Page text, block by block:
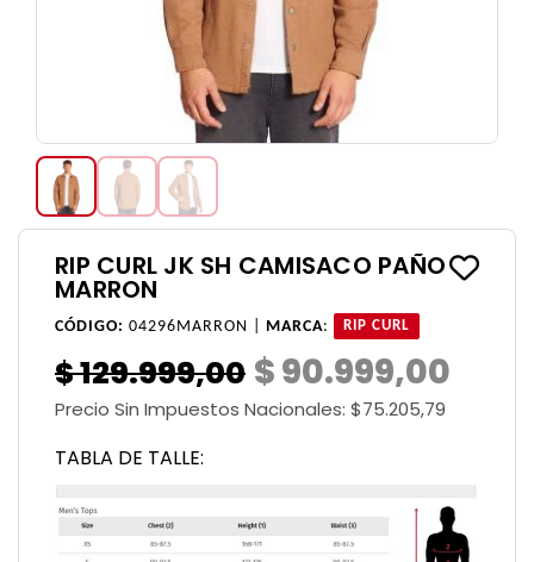
RIP CURL JK SH CAMISACO PAÑO
MARRON
CÓDIGO: 04296MARRON | MARCA: RIP CURL
$ 129.999,00 $ 90.999,00
Precio Sin Impuestos Nacionales: $75.205,79
TABLA DE TALLE: